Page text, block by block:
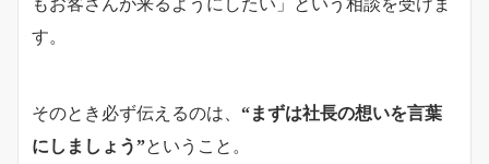
す。
そのとき必ず伝えるのは、 “まずは社長の想いを言葉
にしましょう”ということ。